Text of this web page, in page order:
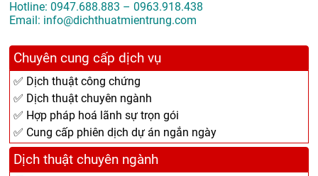
Hotline: 0947.688.883 – 0963.918.438
Email: info@dichthuatmientrung.com
Chuyên cung cấp dịch vụ
✅ Dịch thuật công chứng
✅ Dịch thuật chuyên ngành
✅ Hợp pháp hoá lãnh sự trọn gói
✅ Cung cấp phiên dịch dự án ngắn ngày
Dịch thuật chuyên ngành